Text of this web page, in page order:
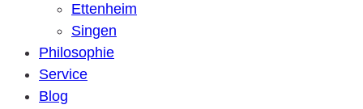
Ettenheim
Singen
Philosophie
Service
Blog